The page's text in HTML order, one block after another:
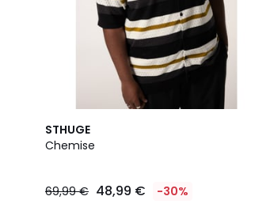
STHUGE
Chemise
69,99 € 48,99 € -30%